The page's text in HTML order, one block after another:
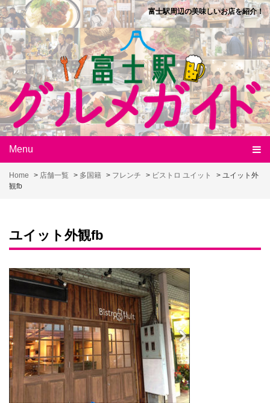
Skip
to
content
富士駅周辺の美味しいお店を紹介！
Menu
Home > 店舗一覧 > 多国籍 > フレンチ > ビストロ ユイット > ユイット外
観fb
ユイット外観fb